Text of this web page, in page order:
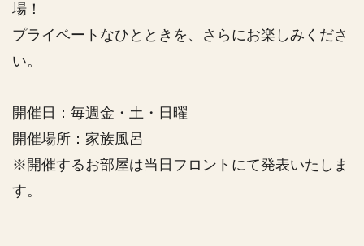
場！
プライベートなひとときを、さらにお楽しみくださ
い。
開催日：毎週金・土・日曜
開催場所：家族風呂
※開催するお部屋は当日フロントにて発表いたしま
す。